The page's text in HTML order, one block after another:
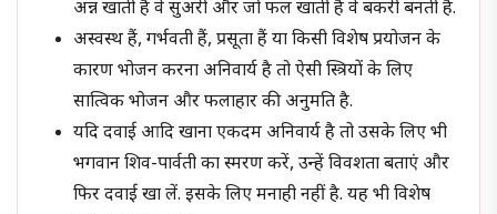
अन्न खाती हैं वे सुअरी और जो फल खाती हैं वे बकरी बनती हैं.
अस्वस्थ हैं, गर्भवती हैं, प्रसूता हैं या किसी विशेष प्रयोजन के
कारण भोजन करना अनिवार्य है तो ऐसी स्त्रियों के लिए
सात्विक भोजन और फलाहार की अनुमति है.
यदि दवाई आदि खाना एकदम अनिवार्य है तो उसके लिए भी
भगवान शिव-पार्वती का स्मरण करें, उन्हें विवशता बताएं और
फिर दवाई खा लें. इसके लिए मनाही नहीं है. यह भी विशेष